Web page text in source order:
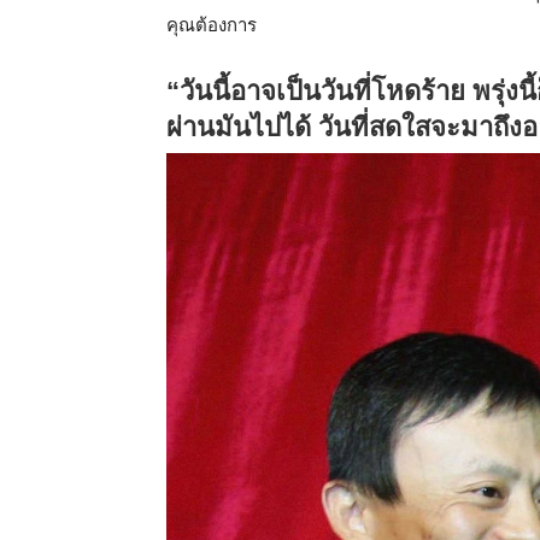
คุณต้องการ
“วันนี้อาจเป็นวันที่โหดร้าย พรุ่ง
ผ่านมันไปได้ วันที่สดใสจะมาถึง